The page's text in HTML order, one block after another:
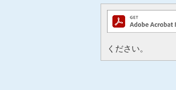
ください。